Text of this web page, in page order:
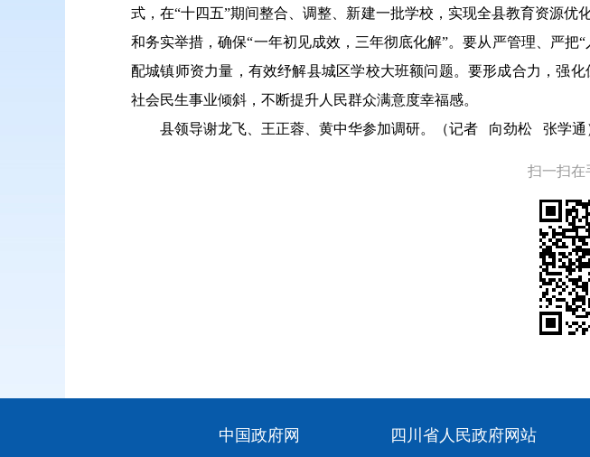
式，在“十四五”期间整合、调整、新建一批学校，实现全县教育资源
和务实举措，确保“一年初见成效，三年彻底化解”。要从严管理、严
配城镇师资力量，有效纾解县城区学校大班额问题。要形成合力，强
社会民生事业倾斜，不断提升人民群众满意度幸福感。
县领导谢龙飞、王正蓉、黄中华参加调研。（记者 向劲松 张学通
扫一扫在
中国政府网 四川省人民政府网站